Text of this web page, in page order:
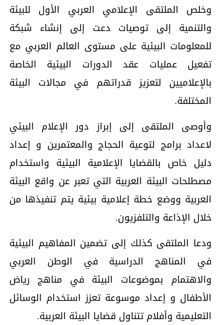
وخلص الملتقى الإعلامي العربي الأول للبيئة
والتنمية إلى توصيات دعت إلى إنشاء شبكة
للمعلومات البيئية على مستوى العالم العربي مع
تفعيل عمليات عقد الدورات البيئية الخاصة
بالإعلاميين لتعزيز قدراتهم في مجالات البيئة
المختلفة.
وأوصى الملتقى إلى إبراز دور الإعلام البيئي
لاعداد برامج لتوعية الحجاج والمعتمرين و إعداد
دليل خاص بالقضايا الإعلامية البيئية واستخدام
مصطلحات البيئة العربية التي تعبر عن واقع البيئة
العربية ووضع خطة إعلامية بيئية يتم تنفيذها من
خلال الإذاعة والتلفزيون.
ودعا الملتقى كذلك إلى تضمين المفاهيم البيئية
في المناهج الدراسية في الوطن العربي
والاهتمام بموضوعات البيئة في مناهج رياض
الأطفال و إعداد موسوعة تعزز استخدام الوسائل
التعليمية وأفلام تتناول قضايا البيئة العربية.